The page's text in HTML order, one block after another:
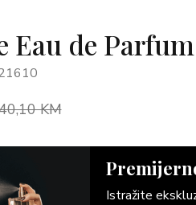
Eau de Parfum
KM
Istražite